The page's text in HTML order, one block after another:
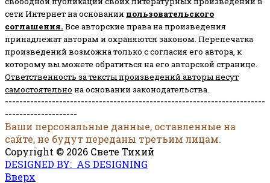
сети Интернет на основании пользовательского
соглашения. Все авторские права на произведения
принадлежат авторам и охраняются законом. Перепечатка
произведений возможна только с согласия его автора, к
которому вы можете обратиться на его авторской странице.
Ответственность за тексты произведений авторы несут
самостоятельно на основании законодательства.
------------------------------------------------------------------------
--------------------
Ваши персональные данные, оставленные на
сайте, не будут переданы третьим лицам.
Copyright © 2026 Свете Тихий
DESIGNED BY: AS DESIGNING
Вверх